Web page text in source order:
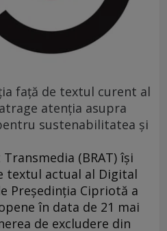
față de textul curent al
atenția asupra
sustenabilitatea și
(BRAT) își
textul actual al Digital
Președinția Cipriotă a
în data de 21 mai
de excludere din